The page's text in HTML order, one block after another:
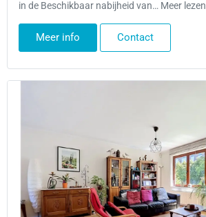
in de Beschikbaar nabijheid van… Meer lezen
Meer info Contact